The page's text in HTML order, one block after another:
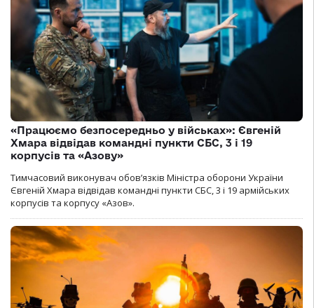
«Працюємо безпосередньо у військах»: Євгеній
Хмара відвідав командні пункти СБС, 3 і 19
корпусів та «Азову»
Тимчасовий виконувач обов’язків Міністра оборони України
Євгеній Хмара відвідав командні пункти СБС, 3 і 19 армійських
корпусів та корпусу «Азов».